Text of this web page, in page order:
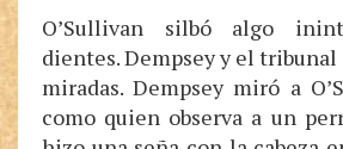
O’Sullivan silbó algo
dientes. Dempsey y el
miradas. Dempsey miró a
como quien observa a un